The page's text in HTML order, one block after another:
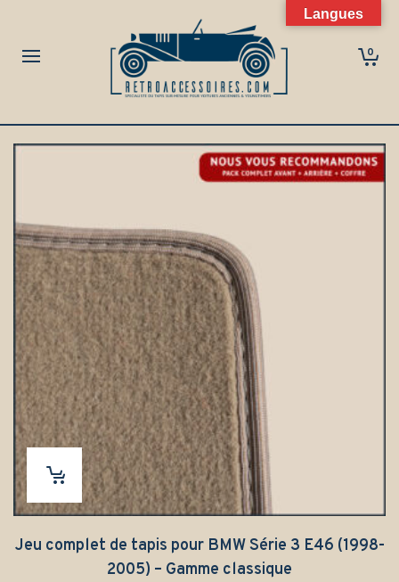
0
Jeu complet de tapis pour BMW Série 3 E46 (1998-
2005) – Gamme classique
Langues